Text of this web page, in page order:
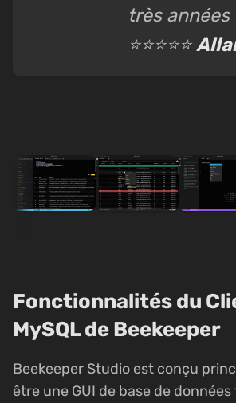
très
⭐⭐⭐⭐⭐
Fonctionnalités du
MySQL de Beekeeper
Beekeeper Studio est conçu
être une GUI de base de